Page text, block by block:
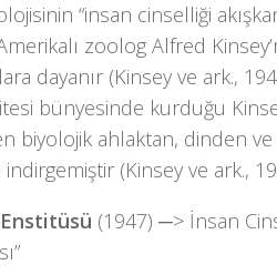
“insan cinselliği
zoolog Alfred
dayanır (Kinsey ve ark.,
bünyesinde kurduğu
biyolojik ahlaktan, dinden
(Kinsey ve ark.,
(1947) ─> İnsan